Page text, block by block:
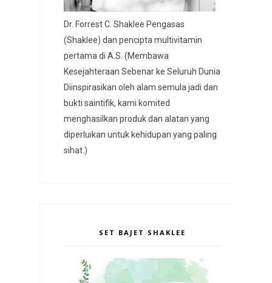
Dr. Forrest C. Shaklee Pengasas
(Shaklee) dan pencipta multivitamin
pertama di A.S. (Membawa
Kesejahteraan Sebenar ke Seluruh Dunia
Diinspirasikan oleh alam semula jadi dan
bukti saintifik, kami komited
menghasilkan produk dan alatan yang
diperluikan untuk kehidupan yang paling
sihat.)
SET BAJET SHAKLEE